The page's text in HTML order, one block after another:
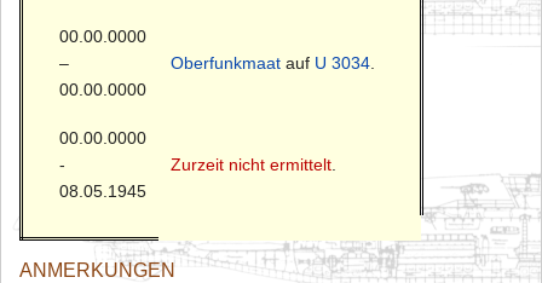
00.00.0000
–
00.00.0000
Oberfunkmaat auf U 3034.
00.00.0000
-
08.05.1945
Zurzeit nicht ermittelt.
ANMERKUNGEN